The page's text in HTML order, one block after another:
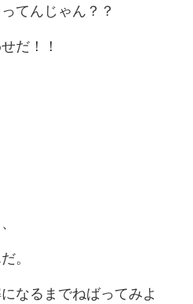
てんじゃん？？
だ！！
。
なるまでねばってみよ